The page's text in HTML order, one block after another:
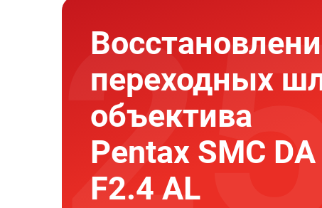
переходных
объектива
Pentax SMC
F2.4 AL